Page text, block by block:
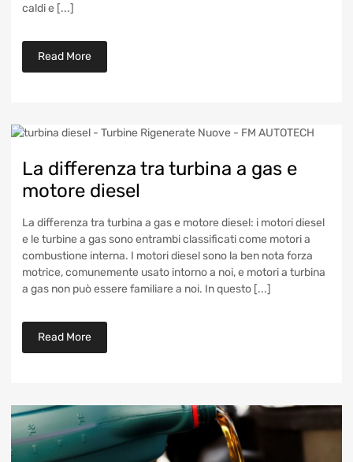
caldi e [...]
Read More
La differenza tra turbina a gas e
motore diesel
La differenza tra turbina a gas e motore diesel: i motori diesel
e le turbine a gas sono entrambi classificati come motori a
combustione interna. I motori diesel sono la ben nota forza
motrice, comunemente usato intorno a noi, e motori a turbina
a gas non può essere familiare a noi. In questo [...]
Read More